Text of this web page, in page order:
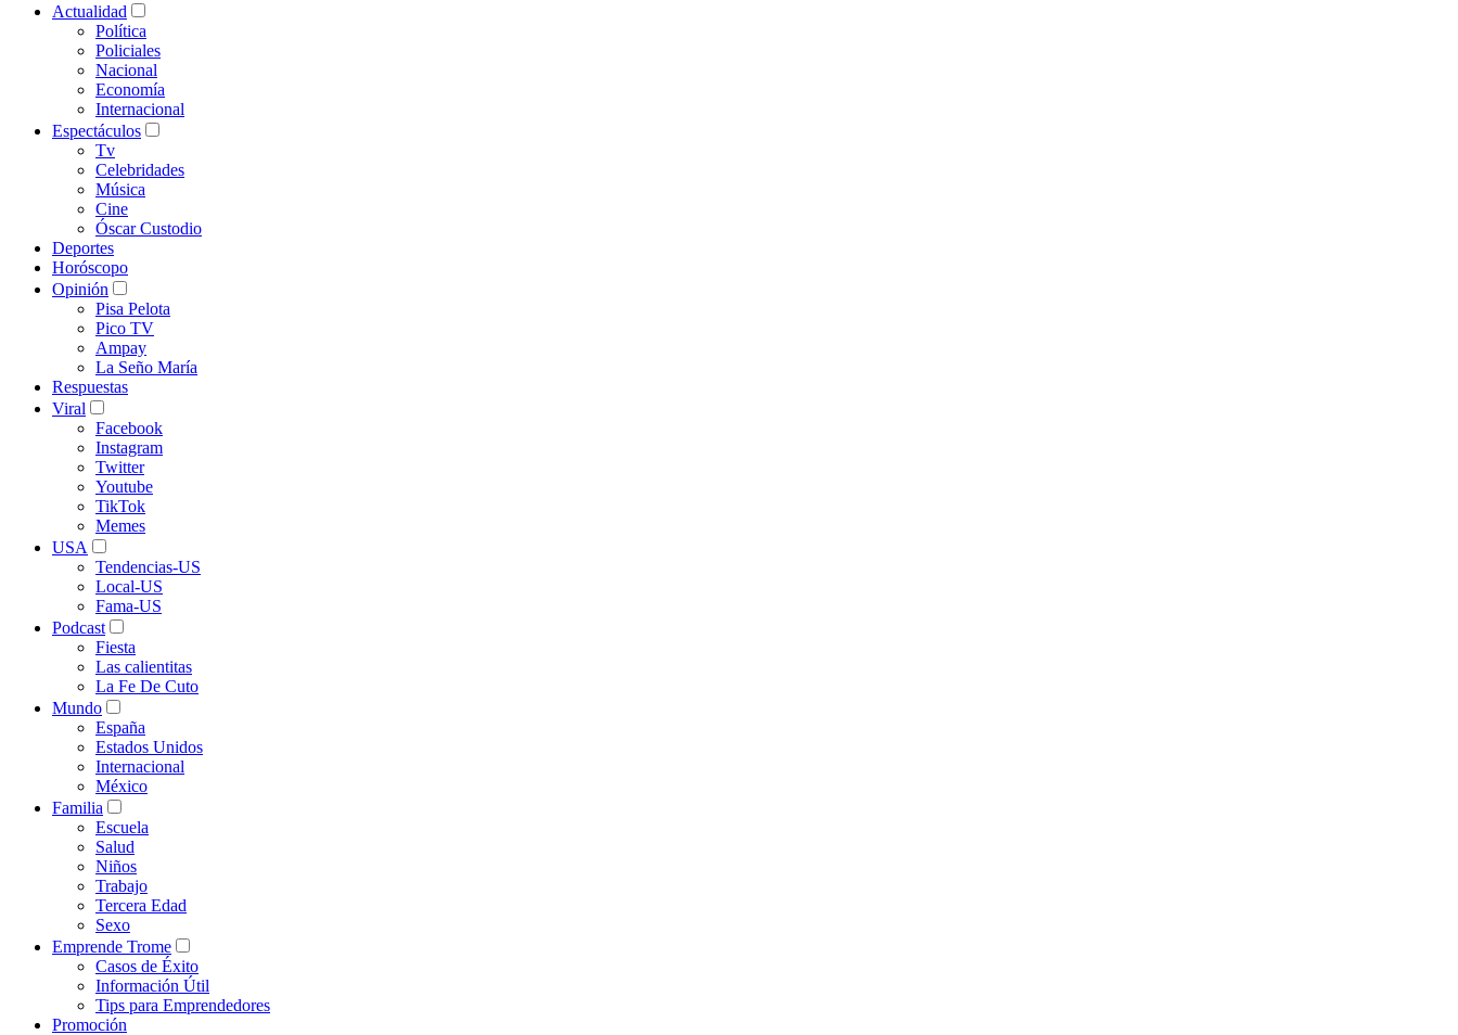
Actualidad
Política
Policiales
Nacional
Economía
Internacional
Espectáculos
Tv
Celebridades
Música
Cine
Óscar Custodio
Deportes
Horóscopo
Opinión
Pisa Pelota
Pico TV
Ampay
La Seño María
Respuestas
Viral
Facebook
Instagram
Twitter
Youtube
TikTok
Memes
USA
Tendencias-US
Local-US
Fama-US
Podcast
Fiesta
Las calientitas
La Fe De Cuto
Mundo
España
Estados Unidos
Internacional
México
Familia
Escuela
Salud
Niños
Trabajo
Tercera Edad
Sexo
Emprende Trome
Casos de Éxito
Información Útil
Tips para Emprendedores
Promoción